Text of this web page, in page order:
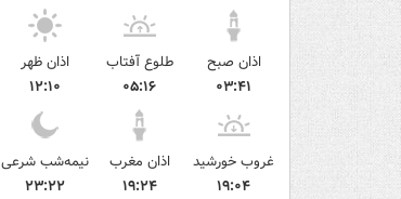
اذان صبح
۰۳:۴۱
طلوع آفتاب
۰۵:۱۶
اذان ظهر
۱۲:۱۰
غروب خورشید
۱۹:۰۴
اذان مغرب
۱۹:۲۴
نیمه‌شب شرعی
۲۳:۲۲